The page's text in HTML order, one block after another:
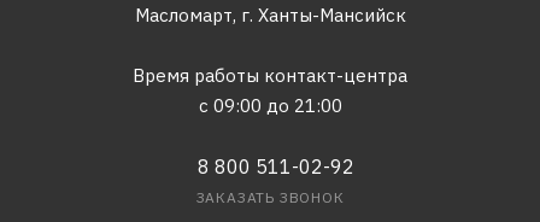
Масломарт, г. Ханты-Мансийск
Время работы контакт-центра
с 09:00 до 21:00
8 800 511-02-92
ЗАКАЗАТЬ ЗВОНОК